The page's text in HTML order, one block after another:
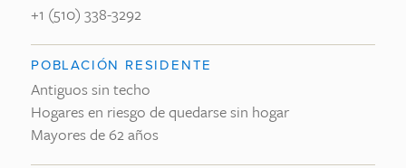
+1 (510) 338-3292
POBLACIÓN RESIDENTE
Antiguos sin techo
Hogares en riesgo de quedarse sin hogar
Mayores de 62 años